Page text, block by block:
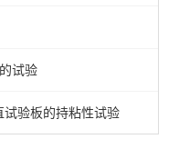
试验
验板的持粘性试验